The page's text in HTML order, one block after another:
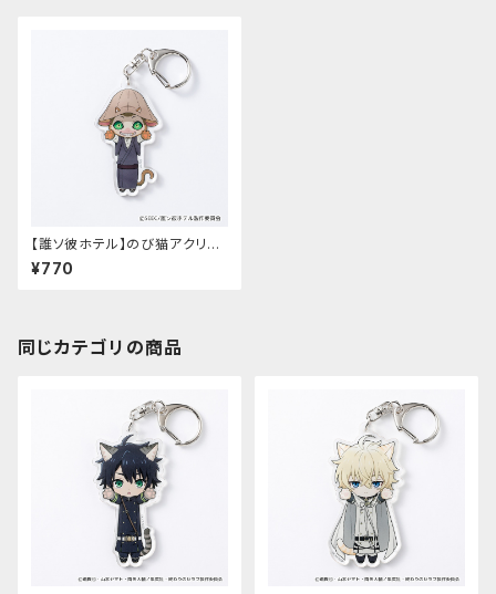
【誰ソ彼ホテル】のび猫アクリル
キーホルダー（切子）
¥770
同じカテゴリの商品